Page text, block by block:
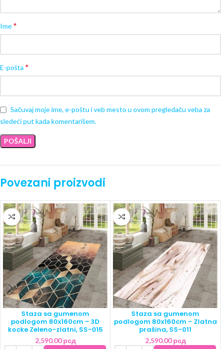
Ime*
E-pošta *
Sačuvaj moje ime, e-poštu i veb mesto u ovom pregledaču veba za
sledeći put kada komentarišem.
Povezani proizvodi
Staza sa gumenom
podlogom 80x160cm – 3D
kocke Zeleno-zlatni, SS-015
2,590.00рсд
Staza sa gumenom
podlogom 80x160cm – Zlatna
prašina, SS-011
2,590.00рсд